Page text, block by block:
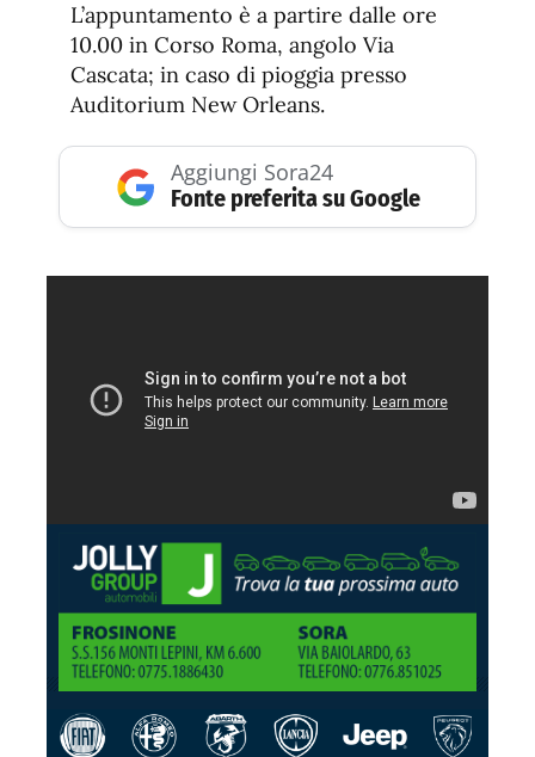
fuente
de
fuente.
L’appuntamento è a partire dalle ore
10.00 in Corso Roma, angolo Via
Cascata; in caso di pioggia presso
Auditorium New Orleans.
Aggiungi Sora24
Fonte preferita su Google